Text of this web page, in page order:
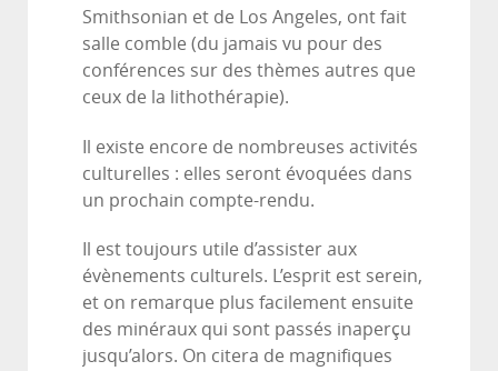
Smithsonian et de Los Angeles, ont fait
salle comble (du jamais vu pour des
conférences sur des thèmes autres que
ceux de la lithothérapie).
Il existe encore de nombreuses activités
culturelles : elles seront évoquées dans
un prochain compte-rendu.
Il est toujours utile d’assister aux
évènements culturels. L’esprit est serein,
et on remarque plus facilement ensuite
des minéraux qui sont passés inaperçu
jusqu’alors. On citera de magnifiques